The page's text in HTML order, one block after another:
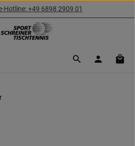
Hotline: +49 6898 2909 01